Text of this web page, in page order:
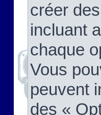
créer
incluant
chaque
Vous
peuvent
des «